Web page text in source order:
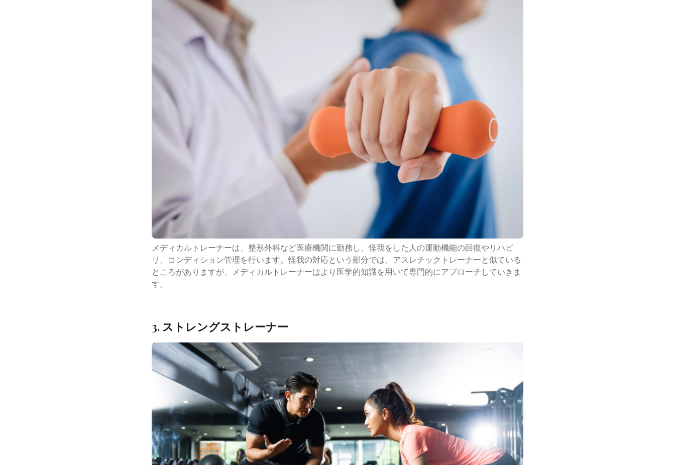
メディカルトレーナーは、整形外科など医療機関に勤務し、怪我をした人の運動機能の回復やリハビ
リ、コンディション管理を行います。怪我の対応という部分では、アスレチックトレーナーと似ている
ところがありますが、メディカルトレーナーはより医学的知識を用いて専門的にアプローチしていきま
す。
3. ストレングストレーナー